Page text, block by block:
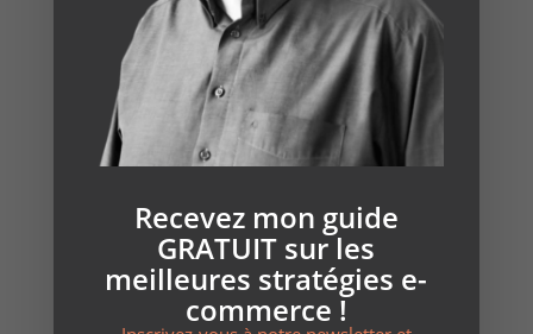
complet pour débutants (+ service sans prise de
Site vitrine ou e-commerce : que choisir pour mon
activité locale ?
Comment créer un site WordPress professionnel en
Catégories
Recevez mon guide
GRATUIT sur les
meilleures stratégies e-
commerce !